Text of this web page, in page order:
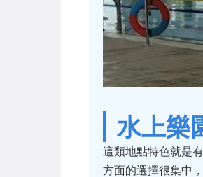
水上樂
這類地點特色就是
方面的選擇很集中